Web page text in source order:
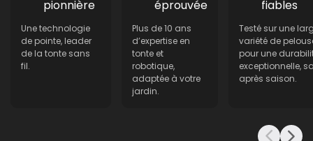
Y
Hauteur de coupe
20-60 mm
Largeur de coupe
18 cm
pionnière
Une technologie
de pointe, leader
de la tonte sans
fil.
éprouvée
Plus de 10 ans
d’expertise en
tonte et
robotique,
adaptée à votre
jardin.
fiables
Testé sur une
variété de
pour une
exceptionnelle,
après saison.